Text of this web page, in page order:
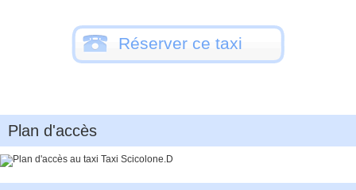
Réserver ce taxi
Plan d'accès